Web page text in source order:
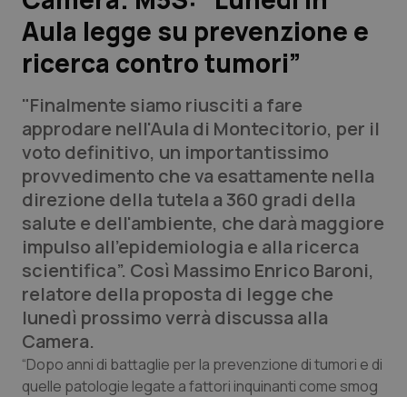
Scienza e Farmaci
Studi e Analisi
Lettere al direttore
Edizioni Regionali
QS Pro
Professionisti Sanitari.AI
Abruzzo
Basilicata
QS Pro Gold
Artrite & artrosi
QS Club Newsletter
Aula legge su prevenzione e
ricerca contro tumori”
"Finalmente siamo riusciti a fare
approdare nell'Aula di Montecitorio, per il
voto definitivo, un importantissimo
provvedimento che va esattamente nella
direzione della tutela a 360 gradi della
salute e dell'ambiente, che darà maggiore
impulso all'epidemiologia e alla ricerca
scientifica”. Così Massimo Enrico Baroni,
relatore della proposta di legge che
lunedì prossimo verrà discussa alla
Camera.
“Dopo anni di battaglie per la prevenzione di tumori e di
quelle patologie legate a fattori inquinanti come smog